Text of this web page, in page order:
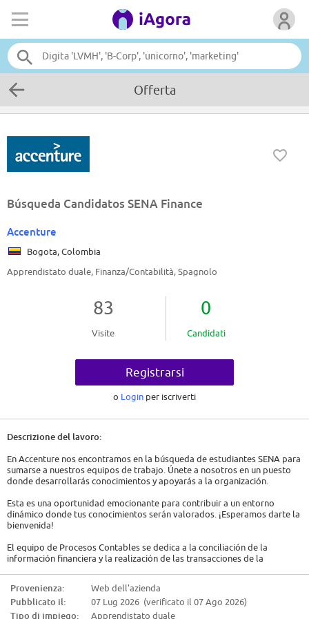
Offerta
Búsqueda Candidatos SENA Finance
Accenture
Bogota, Colombia
Apprendistato duale, Finanza/Contabilità, Spagnolo
83
Visite
0
Candidati
Registrarsi
o Login per iscriverti
Descrizione del lavoro:
En Accenture nos encontramos en la búsqueda de estudiantes SENA para
sumarse a nuestros equipos de trabajo. Únete a nosotros en un puesto
donde desarrollarás conocimientos y apoyarás a la organización.
Esta es una oportunidad emocionante para contribuir a un entorno
dinámico donde tus conocimientos serán valorados. ¡Esperamos darte la
bienvenida!
El equipo de Procesos Contables se dedica a la conciliación de la
información financiera y la realización de las transacciones de la
El equipo de Cuentas a Pagar se enfoca en facturación y el
procesamiento oportunos y precisos de las facturas, administrando
Provenienza:
Web dell'azienda
Pubblicato il:
07 Lug 2026 (verificato il 07 Ago 2026)
Tipo di impiego:
Apprendistato duale